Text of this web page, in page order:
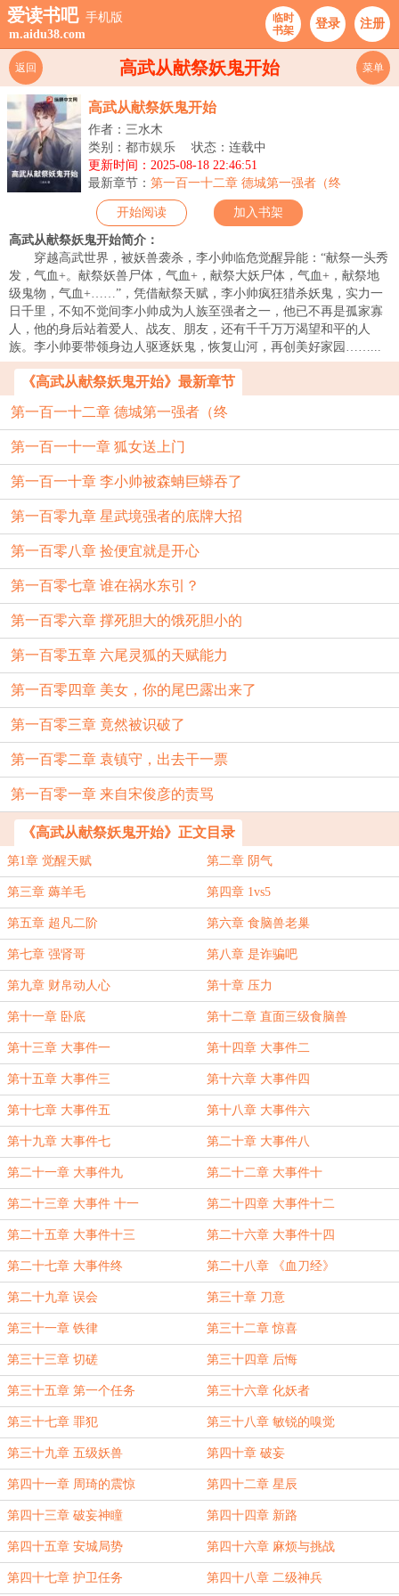
爱读书吧 手机版
m.aidu38.com
临时
书架
登录 注册
高武从献祭妖鬼开始
返回 菜单
高武从献祭妖鬼开始
作者：三水木
类别：都市娱乐
状态：连载中
更新时间：2025-08-18 22:46:51
最新章节： 第一百一十二章 德城第一强者（终
开始阅读 加入书架
高武从献祭妖鬼开始简介：
穿越高武世界，被妖兽袭杀，李小帅临危觉醒异能：“献祭一头秀
发，气血+。献祭妖兽尸体，气血+，献祭大妖尸体，气血+，献祭地
级鬼物，气血+……”，凭借献祭天赋，李小帅疯狂猎杀妖鬼，实力一
日千里，不知不觉间李小帅成为人族至强者之一，他已不再是孤家寡
人，他的身后站着爱人、战友、朋友，还有千千万万渴望和平的人
族。李小帅要带领身边人驱逐妖鬼，恢复山河，再创美好家园……...
《高武从献祭妖鬼开始》最新章节
第一百一十二章 德城第一强者（终
第一百一十一章 狐女送上门
第一百一十章 李小帅被森蚺巨蟒吞了
第一百零九章 星武境强者的底牌大招
第一百零八章 捡便宜就是开心
第一百零七章 谁在祸水东引？
第一百零六章 撑死胆大的饿死胆小的
第一百零五章 六尾灵狐的天赋能力
第一百零四章 美女，你的尾巴露出来了
第一百零三章 竟然被识破了
第一百零二章 袁镇守，出去干一票
第一百零一章 来自宋俊彦的责骂
《高武从献祭妖鬼开始》正文目录
第1章 觉醒天赋 第二章 阴气
第三章 薅羊毛 第四章 1vs5
第五章 超凡二阶 第六章 食脑兽老巢
第七章 强肾哥 第八章 是诈骗吧
第九章 财帛动人心 第十章 压力
第十一章 卧底 第十二章 直面三级食脑兽
第十三章 大事件一 第十四章 大事件二
第十五章 大事件三 第十六章 大事件四
第十七章 大事件五 第十八章 大事件六
第十九章 大事件七 第二十章 大事件八
第二十一章 大事件九 第二十二章 大事件十
第二十三章 大事件 十一 第二十四章 大事件十二
第二十五章 大事件十三 第二十六章 大事件十四
第二十七章 大事件终 第二十八章 《血刀经》
第二十九章 误会 第三十章 刀意
第三十一章 铁律 第三十二章 惊喜
第三十三章 切磋 第三十四章 后悔
第三十五章 第一个任务 第三十六章 化妖者
第三十七章 罪犯 第三十八章 敏锐的嗅觉
第三十九章 五级妖兽 第四十章 破妄
第四十一章 周琦的震惊 第四十二章 星辰
第四十三章 破妄神瞳 第四十四章 新路
第四十五章 安城局势 第四十六章 麻烦与挑战
第四十七章 护卫任务 第四十八章 二级神兵